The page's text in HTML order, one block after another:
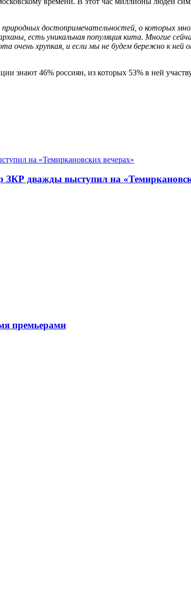
природных достопримечательностей, о которых
есть уникальная популяция кита. Многие
очень хрупкая, и если мы не будем бережно к
знают 46% россиян, из которых 53% в ней
дважды выступил на
премьерами